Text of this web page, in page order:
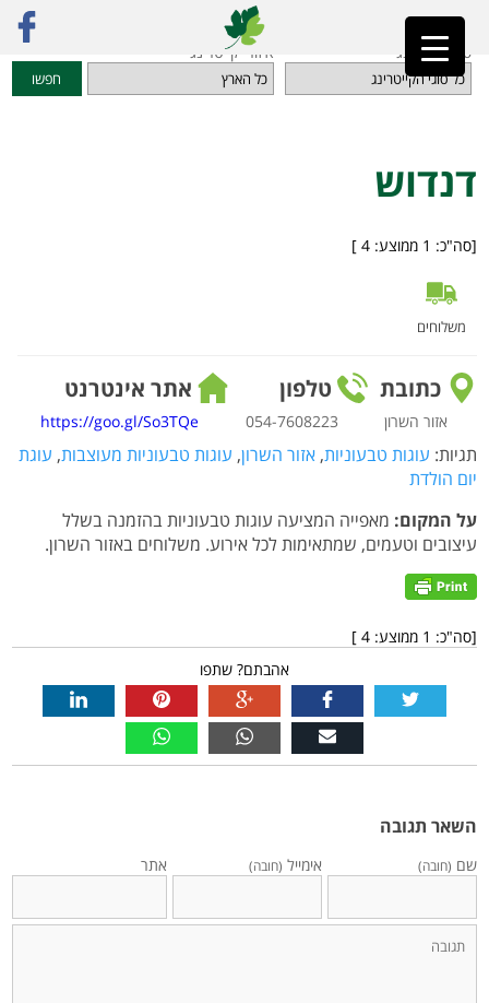
ראשי»מדריך קייטרינג מאפים, עוגות וקינוחים טבעוניים
סוגי קייטרינג איזורי קייטרינג
חפשו
דנדוש
[סה"כ: 1 ממוצע: 4
]
משלוחים
כתובת
אזור השרון
טלפון
054-7608223
אתר אינטרנט
https://goo.gl/So3TQe
תגיות: עוגות טבעוניות, אזור השרון, עוגות טבעוניות מעוצבות, עוגת
יום הולדת
על המקום: מאפייה המציעה עוגות טבעוניות בהזמנה בשלל
עיצובים וטעמים, שמתאימות לכל אירוע. משלוחים באזור השרון.
[סה"כ: 1 ממוצע: 4
]
אהבתם? שתפו
השאר תגובה
שם (חובה) אימייל (חובה) אתר